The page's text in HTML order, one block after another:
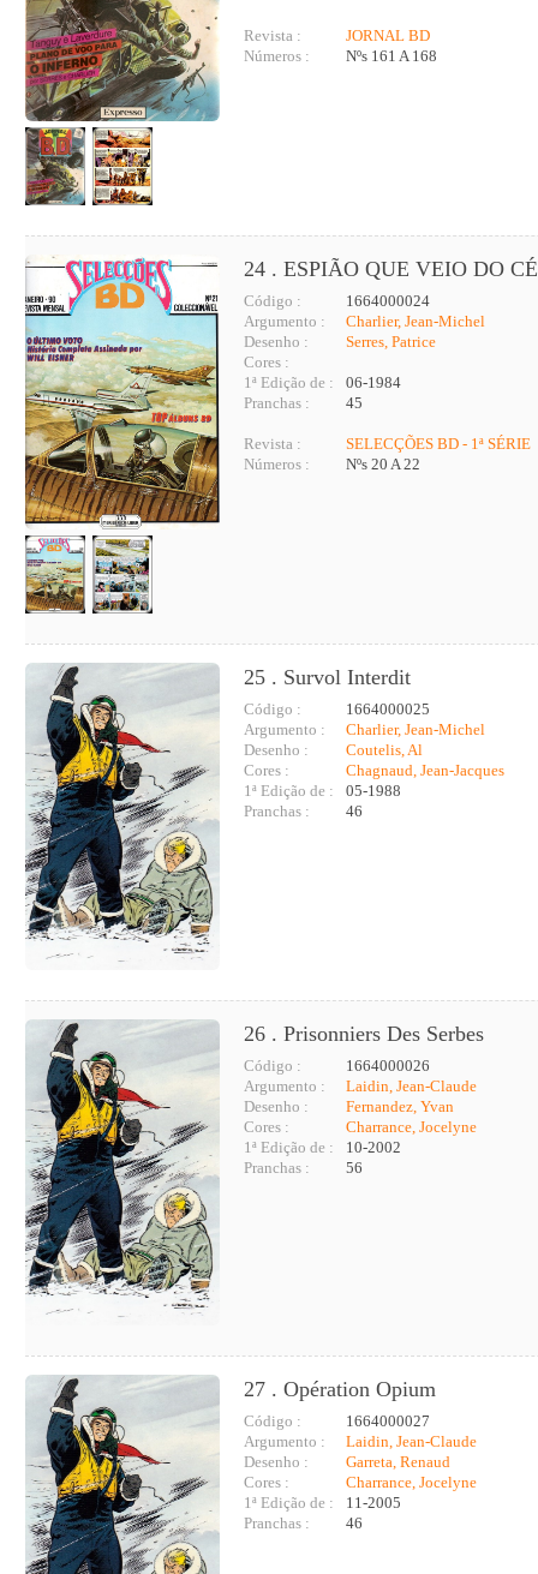
Revista :
JORNAL BD
Números :
Nºs 161 A 168
24 . ESPIÃO QUE VEIO DO
Código :
1664000024
Argumento :
Charlier, Jean-Michel
Desenho :
Serres, Patrice
Cores :
1ª Edição de :
06-1984
Pranchas :
45
Revista :
SELECÇÕES BD - 1ª SÉRIE
Números :
Nºs 20 A 22
25 . Survol Interdit
Código :
1664000025
Argumento :
Charlier, Jean-Michel
Desenho :
Coutelis, Al
Cores :
Chagnaud, Jean-Jacques
1ª Edição de :
05-1988
Pranchas :
46
26 . Prisonniers Des Serbes
Código :
1664000026
Argumento :
Laidin, Jean-Claude
Desenho :
Fernandez, Yvan
Cores :
Charrance, Jocelyne
1ª Edição de :
10-2002
Pranchas :
56
27 . Opération Opium
Código :
1664000027
Argumento :
Laidin, Jean-Claude
Desenho :
Garreta, Renaud
Cores :
Charrance, Jocelyne
1ª Edição de :
11-2005
Pranchas :
46